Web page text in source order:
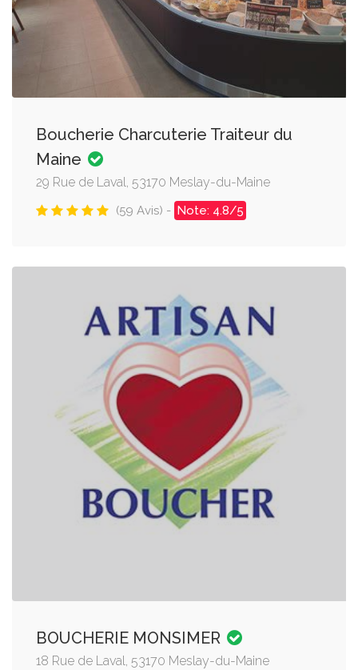
Boucherie Charcuterie Traiteur du
Maine
29 Rue de Laval, 53170 Meslay-du-Maine
(59 Avis) - Note: 4.8/5
BOUCHERIE MONSIMER
18 Rue de Laval, 53170 Meslay-du-Maine